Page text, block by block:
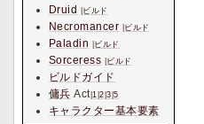
Druid ビルド
Necromancer ビルド
Paladin ビルド
Sorceress ビルド
ビルドガイド
傭兵 Act |1 |2 |3 |5
キャラクター基本要素